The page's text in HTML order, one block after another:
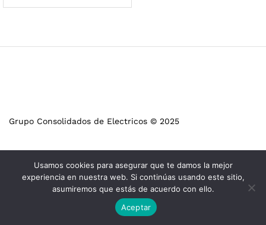
Grupo Consolidados de Electricos © 2025
Usamos cookies para asegurar que te damos la mejor
experiencia en nuestra web. Si continúas usando este sitio,
asumiremos que estás de acuerdo con ello.
Aceptar